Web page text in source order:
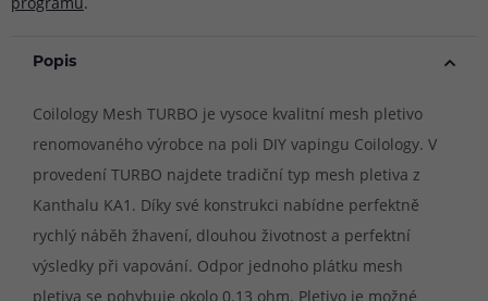
Popis
Coilology Mesh TURBO je vysoce kvalitní mesh pletivo
renomovaného výrobce na poli DIY vapingu Coilology. V
provedení TURBO najdete tradiční typ mesh pletiva z
Kanthalu KA1. Díky své konstrukci nabídne perfektně
rychlý náběh žhavení, dlouhou životnost a perfektní
výsledky při vapování. Odpor jednoho plátku mesh
pletiva se pohybuje okolo 0.13 ohm. Pletivo je možné